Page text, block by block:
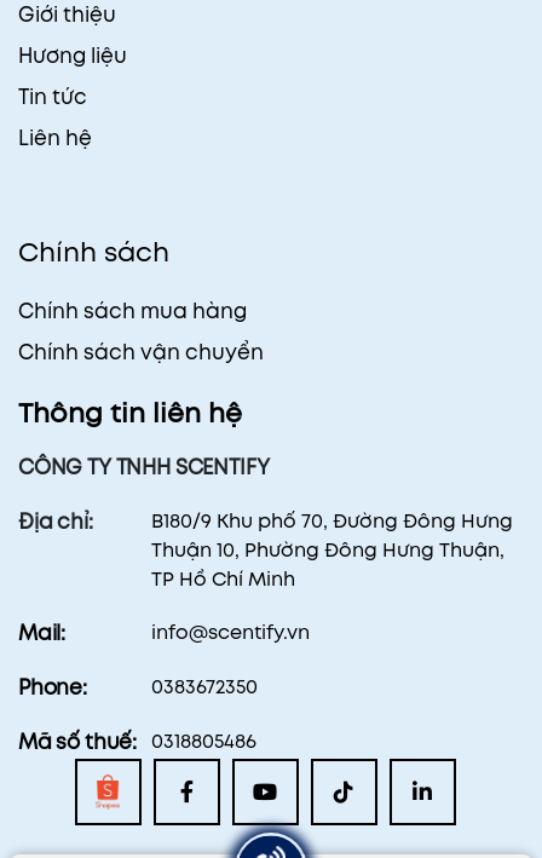
Giới thiệu
Hương liệu
Tin tức
Liên hệ
Chính sách
Chính sách mua hàng
Chính sách vận chuyển
Thông tin liên hệ
CÔNG TY TNHH SCENTIFY
Địa chỉ:
B180/9 Khu phố 70, Đường Đông Hưng
Thuận 10, Phường Đông Hưng Thuận,
TP Hồ Chí Minh
Mail: info@scentify.vn
Phone: 0383672350
Mã số thuế: 0318805486